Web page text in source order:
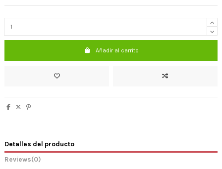
Añadir al carrito
Detalles del producto
Reviews(0)